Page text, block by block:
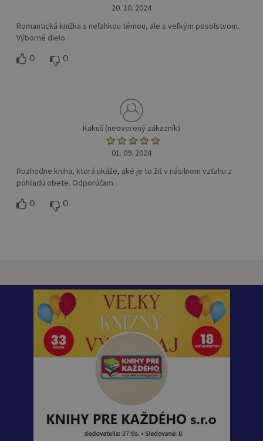
20. 10. 2024
Romantická knižka s neľahkou témou, ale s veľkým posolstvom.
Výborné dielo.
0 0
Kakuš (neoverený zákazník)
01. 09. 2024
Rozhodne kniha, ktorá ukáže, aké je to žiť v násilnom vzťahu z
pohľadu obete. Odporúčam.
0 0